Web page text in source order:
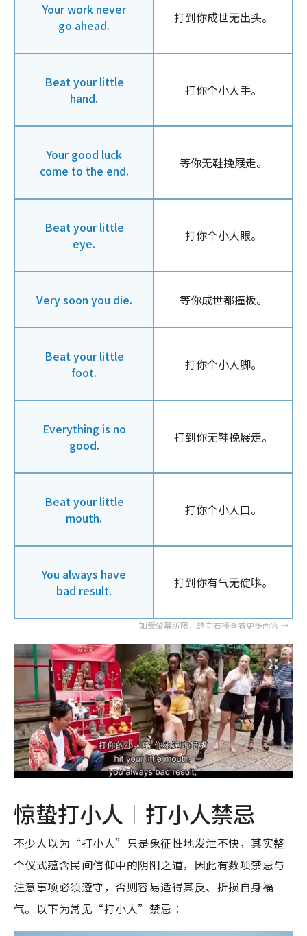
Your work never
go ahead.
打到你成世无出头。
Beat your little
hand.
打你个小人手。
Your good luck
come to the end.
等你无鞋挽屐走。
Beat your little
eye.
打你个小人眼。
Very soon you die. 等你成世都撞板。
Beat your little
foot.
打你个小人脚。
Everything is no
good.
打到你无鞋挽屐走。
Beat your little
mouth.
打你个小人口。
You always have
bad result.
打到你有气无碇唞。
惊蛰打小人︱打小人禁忌
不少人以为“打小人”只是象征性地发泄不快，其实整
个仪式蕴含民间信仰中的阴阳之道，因此有数项禁忌与
注意事项必须遵守，否则容易适得其反、折损自身福
气。以下为常见“打小人”禁忌︰